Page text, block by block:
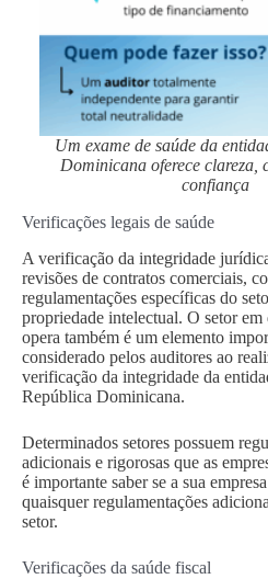
Um exame de saúde da
Dominicana oferece clareza,
confiança
Verificações legais de saúde
A verificação da integridade
revisões de contratos comerciais,
regulamentações específicas do
propriedade intelectual. O setor em
opera também é um elemento
considerado pelos auditores ao
verificação da integridade da
República Dominicana.
Determinados setores possuem
adicionais e rigorosas que as
é importante saber se a sua
quaisquer regulamentações
setor.
Verificações da saúde fiscal